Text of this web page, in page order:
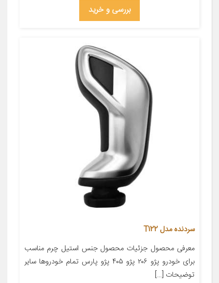
بررسی و خرید
سردنده مدل T122
معرفی محصول جزئیات محصول جنس استیل چرم مناسب
برای خودرو پژو ۲۰۶ پژو ۴۰۵ پژو پارس تمام خودروها سایر
توضیحات […]